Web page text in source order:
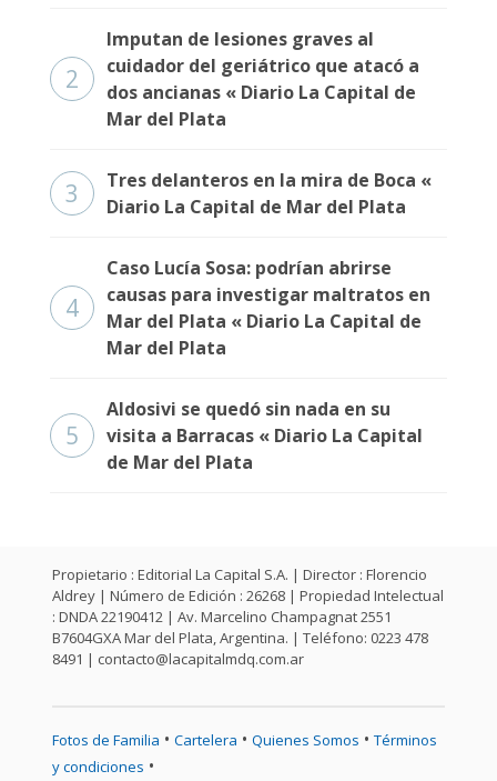
2
Imputan de lesiones graves al
cuidador del geriátrico que atacó a
dos ancianas « Diario La Capital de
Mar del Plata
3
Tres delanteros en la mira de Boca «
Diario La Capital de Mar del Plata
4
Caso Lucía Sosa: podrían abrirse
causas para investigar maltratos en
Mar del Plata « Diario La Capital de
Mar del Plata
5
Aldosivi se quedó sin nada en su
visita a Barracas « Diario La Capital
de Mar del Plata
Propietario : Editorial La Capital S.A. | Director : Florencio
Aldrey | Número de Edición : 26268 | Propiedad Intelectual
: DNDA 22190412 | Av. Marcelino Champagnat 2551
B7604GXA Mar del Plata, Argentina. | Teléfono: 0223 478
8491 | contacto@lacapitalmdq.com.ar
Fotos de Familia • Cartelera • Quienes Somos • Términos
y condiciones •